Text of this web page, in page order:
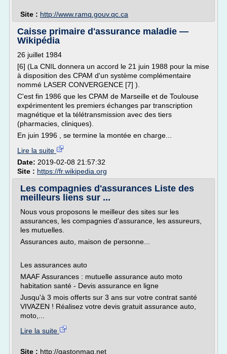
Site : http://www.ramq.gouv.qc.ca
Caisse primaire d'assurance maladie —
Wikipédia
26 juillet 1984
[6] (La CNIL donnera un accord le 21 juin 1988 pour la mise
à disposition des CPAM d'un système complémentaire
nommé LASER CONVERGENCE [7] ).
C'est fin 1986 que les CPAM de Marseille et de Toulouse
expérimentent les premiers échanges par transcription
magnétique et la télétransmission avec des tiers
(pharmacies, cliniques).
En juin 1996 , se termine la montée en charge...
Lire la suite
Date: 2019-02-08 21:57:32
Site : https://fr.wikipedia.org
Les compagnies d'assurances Liste des
meilleurs liens sur ...
Nous vous proposons le meilleur des sites sur les
assurances, les compagnies d'assurance, les assureurs,
les mutuelles.
Assurances auto, maison de personne...
Les assurances auto
MAAF Assurances : mutuelle assurance auto moto
habitation santé - Devis assurance en ligne
Jusqu'à 3 mois offerts sur 3 ans sur votre contrat santé
VIVAZEN ! Réalisez votre devis gratuit assurance auto,
moto,...
Lire la suite
Site : http://gastonmag.net